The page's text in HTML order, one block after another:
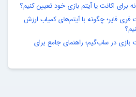
برای اکانت یا آیتم بازی خود تعیین کنیم؟
فایر؛ چگونه با آیتم‌های کمیاب ارزش
در ساب‌گیم؛ راهنمای جامع برای